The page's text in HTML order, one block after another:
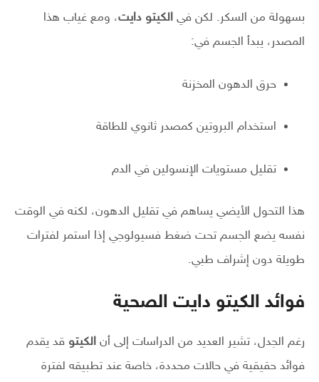
بسهولة من السكر. لكن في الكيتو دايت، ومع غياب هذا
المصدر، يبدأ الجسم في:
حرق الدهون المخزنة
استخدام البروتين كمصدر ثانوي للطاقة
تقليل مستويات الإنسولين في الدم
هذا التحول الأيضي يساهم في تقليل الدهون، لكنه في الوقت
نفسه يضع الجسم تحت ضغط فسيولوجي إذا استمر لفترات
طويلة دون إشراف طبي.
فوائد الكيتو دايت الصحية
رغم الجدل، تشير العديد من الدراسات إلى أن الكيتو قد يقدم
فوائد حقيقية في حالات محددة، خاصة عند تطبيقه لفترة